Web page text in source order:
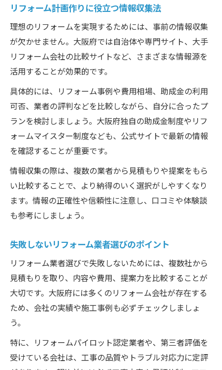
見積もり取得時に押さえるべきポイント
リフォーム契約時に確認する大切な事項
工事中のチェックポイントと注意事項
リフォーム計画作りに役立つ情報収集法
理想のリフォームを実現するためには、事前の情報収集
が欠かせません。大阪府では自治体や専門サイト、大手
リフォーム会社の比較サイトなど、さまざまな情報源を
活用することが効果的です。
具体的には、リフォーム事例や費用相場、助成金の利用
可否、業者の評判などを比較しながら、自分に合ったプ
ランを検討しましょう。大阪府独自の助成金制度やリフ
ォームマイスター制度なども、公式サイトで最新の情報
を確認することが重要です。
情報収集の際は、複数の業者から見積もりや提案をもら
い比較することで、より納得のいく選択がしやすくなり
ます。情報の正確性や信頼性に注意し、口コミや体験談
も参考にしましょう。
失敗しないリフォーム業者選びのポイント
リフォーム業者選びで失敗しないためには、複数社から
見積もりを取り、内容や費用、提案力を比較することが
大切です。大阪府には多くのリフォーム会社が存在する
ため、会社の実績や施工事例も必ずチェックしましょ
う。
特に、リフォームパイロット認定業者や、第三者評価を
受けている会社は、工事の品質やトラブル対応力に定評